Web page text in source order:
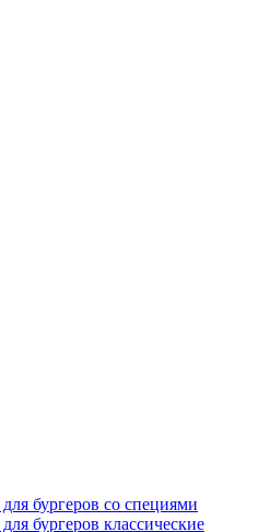
бургеров со специями
бургеров классические